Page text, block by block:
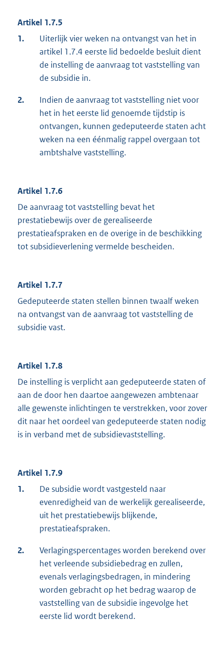
Artikel 1.7.5
1.
Uiterlijk vier weken na ontvangst van het in
artikel 1.7.4 eerste lid bedoelde besluit dient
de instelling de aanvraag tot vaststelling van
de subsidie in.
2.
Indien de aanvraag tot vaststelling niet voor
het in het eerste lid genoemde tijdstip is
ontvangen, kunnen gedeputeerde staten acht
weken na een éénmalig rappel overgaan tot
ambtshalve vaststelling.
Artikel 1.7.6
De aanvraag tot vaststelling bevat het
prestatiebewijs over de gerealiseerde
prestatieafspraken en de overige in de beschikking
tot subsidieverlening vermelde bescheiden.
Artikel 1.7.7
Gedeputeerde staten stellen binnen twaalf weken
na ontvangst van de aanvraag tot vaststelling de
subsidie vast.
Artikel 1.7.8
De instelling is verplicht aan gedeputeerde staten of
aan de door hen daartoe aangewezen ambtenaar
alle gewenste inlichtingen te verstrekken, voor zover
dit naar het oordeel van gedeputeerde staten nodig
is in verband met de subsidievaststelling.
Artikel 1.7.9
1.
De subsidie wordt vastgesteld naar
evenredigheid van de werkelijk gerealiseerde,
uit het prestatiebewijs blijkende,
prestatieafspraken.
2.
Verlagingspercentages worden berekend over
het verleende subsidiebedrag en zullen,
evenals verlagingsbedragen, in mindering
worden gebracht op het bedrag waarop de
vaststelling van de subsidie ingevolge het
eerste lid wordt berekend.